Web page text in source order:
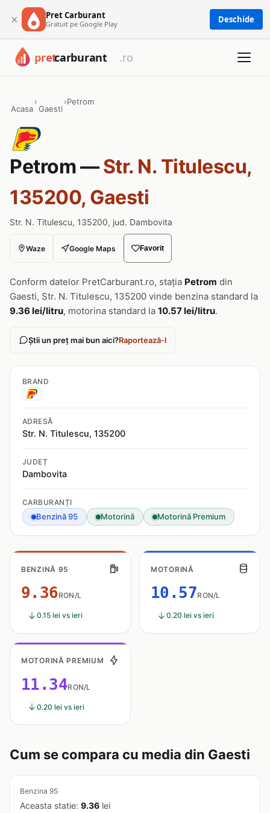
× Pret Carburant
Gratuit pe Google Play Deschide
Acasa
›
Gaesti
›Petrom
Petrom —Str. N. Titulescu,
135200, Gaesti
Str. N. Titulescu, 135200, jud. Dambovita
Waze Google Maps Favorit
Conform datelor PretCarburant.ro, stația Petrom din
Gaesti, Str. N. Titulescu, 135200 vinde benzina standard la
9.36 lei/litru, motorina standard la 10.57 lei/litru.
Știi un preț mai bun aici?Raportează-l
BRAND
ADRESĂ
Str. N. Titulescu, 135200
JUDEȚ
Dambovita
CARBURANȚI
Benzină 95 Motorină Motorină Premium
BENZINĂ 95
9.36RON/L
0.15 lei vs ieri
MOTORINĂ
10.57RON/L
0.20 lei vs ieri
MOTORINĂ PREMIUM
11.34RON/L
0.20 lei vs ieri
Cum se compara cu media din Gaesti
Benzina 95
Aceasta statie: 9.36 lei